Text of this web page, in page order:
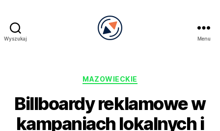
Wyszukaj Menu
Kategorie
MAZOWIECKIE
Billboardy reklamowe w
kampaniach lokalnych i